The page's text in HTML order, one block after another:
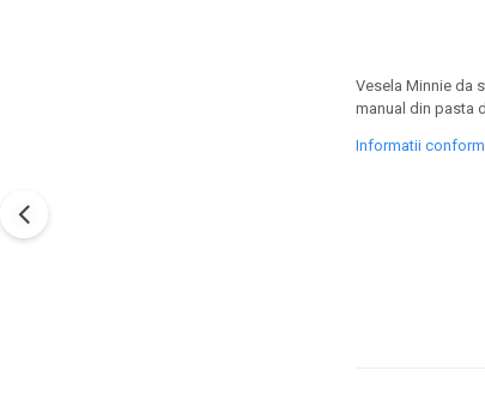
Vesela Minnie da
manual din pasta
Informatii